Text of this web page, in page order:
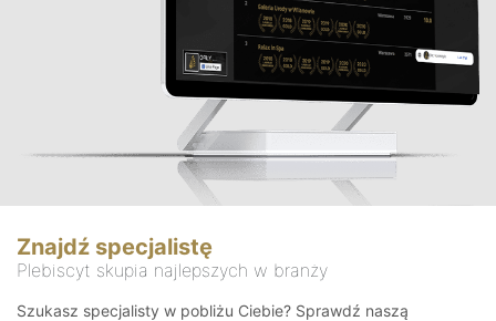
Znajdź specjalistę
Plebiscyt skupia najlepszych w branży
Szukasz specjalisty w pobliżu Ciebie? Sprawdź naszą